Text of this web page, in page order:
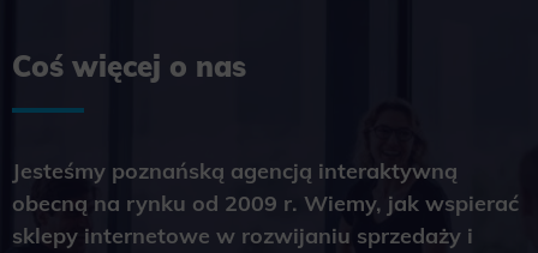
Coś więcej o nas
Jesteśmy poznańską agencją interaktywną
obecną na rynku od 2009 r. Wiemy, jak wspierać
sklepy internetowe w rozwijaniu sprzedaży i